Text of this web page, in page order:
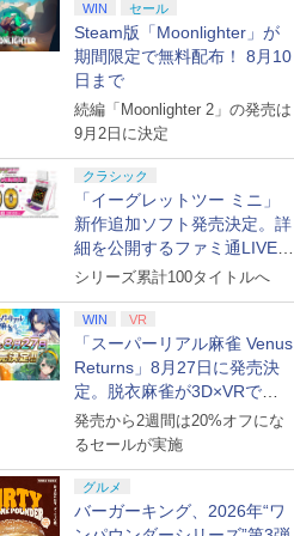
WIN セール
Steam版「Moonlighter」が
期間限定で無料配布！ 8月10
日まで
続編「Moonlighter 2」の発売は
9月2日に決定
クラシック
「イーグレットツー ミニ」
新作追加ソフト発売決定。詳
細を公開するファミ通LIVEが
8月27日20時から配信
シリーズ累計100タイトルへ
WIN VR
「スーパーリアル麻雀 Venus
Returns」8月27日に発売決
定。脱衣麻雀が3D×VRで復
活
発売から2週間は20%オフにな
るセールが実施
グルメ
バーガーキング、2026年“ワ